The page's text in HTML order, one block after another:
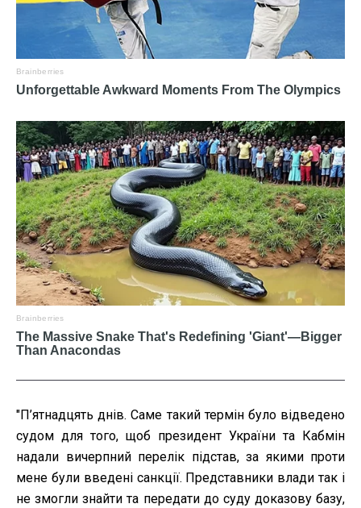
"П’ятнадцять днів. Саме такий термін було відведено
судом для того, щоб президент України та Кабмін
надали вичерпний перелік підстав, за якими проти
мене були введені санкції. Представники влади так і
не змогли знайти та передати до суду доказову базу,